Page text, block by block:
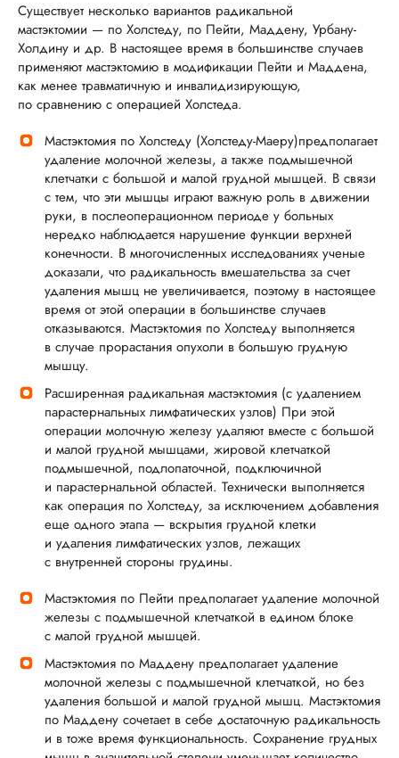
Существует несколько вариантов радикальной
мастэктомии — по Холстеду, по Пейти, Маддену, Урбану-
Холдину и др. В настоящее время в большинстве случаев
применяют мастэктомию в модификации Пейти и Маддена,
как менее травматичную и инвалидизирующую,
по сравнению с операцией Холстеда.
Мастэктомия по Холстеду (Холстеду-Маеру)предполагает
удаление молочной железы, а также подмышечной
клетчатки с большой и малой грудной мышцей. В связи
с тем, что эти мышцы играют важную роль в движении
руки, в послеоперационном периоде у больных
нередко наблюдается нарушение функции верхней
конечности. В многочисленных исследованиях ученые
доказали, что радикальность вмешательства за счет
удаления мышц не увеличивается, поэтому в настоящее
время от этой операции в большинстве случаев
отказываются. Мастэктомия по Холстеду выполняется
в случае прорастания опухоли в большую грудную
мышцу.
Расширенная радикальная мастэктомия (с удалением
парастернальных лимфатических узлов) При этой
операции молочную железу удаляют вместе с большой
и малой грудной мышцами, жировой клетчаткой
подмышечной, подлопаточной, подключичной
и парастернальной областей. Технически выполняется
как операция по Холстеду, за исключением добавления
еще одного этапа — вскрытия грудной клетки
и удаления лимфатических узлов, лежащих
с внутренней стороны грудины.
Мастэктомия по Пейти предполагает удаление молочной
железы с подмышечной клетчаткой в едином блоке
с малой грудной мышцей.
Мастэктомия по Маддену предполагает удаление
молочной железы с подмышечной клетчаткой, но без
удаления большой и малой грудной мышц. Мастэктомия
по Маддену сочетает в себе достаточную радикальность
и в тоже время функциональность. Сохранение грудных